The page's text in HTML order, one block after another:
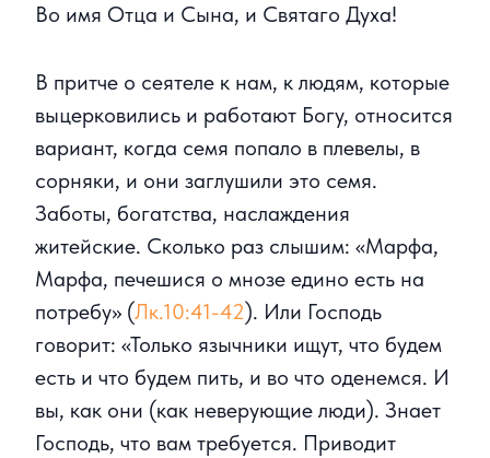
Во имя Отца и Сына, и Святаго Духа!
В притче о сеятеле к нам, к людям, которые
выцерковились и работают Богу, относится
вариант, когда семя попало в плевелы, в
сорняки, и они заглушили это семя.
Заботы, богатства, наслаждения
житейские. Сколько раз слышим: «Марфа,
Марфа, печешися о мнозе едино есть на
потребу» (Лк.10:41-42). Или Господь
говорит: «Только язычники ищут, что будем
есть и что будем пить, и во что оденемся. И
вы, как они (как неверующие люди). Знает
Господь, что вам требуется. Приводит